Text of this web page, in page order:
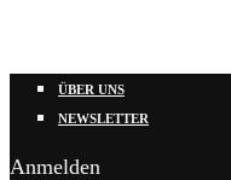
ÜBER UNS
NEWSLETTER
Anmelden